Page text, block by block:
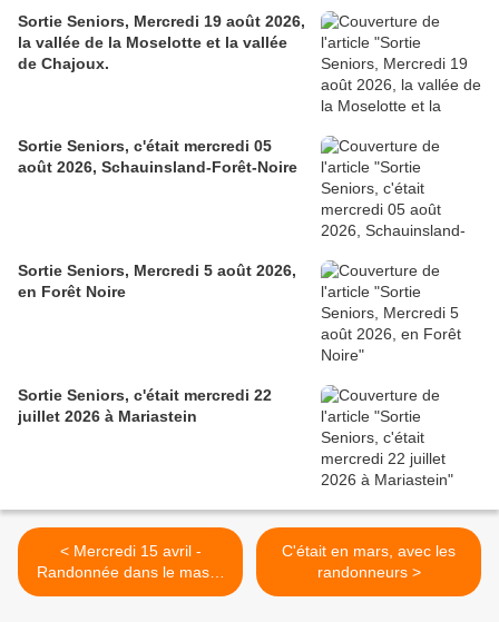
Sortie Seniors, Mercredi 19 août 2026,
la vallée de la Moselotte et la vallée
de Chajoux.
Sortie Seniors, c'était mercredi 05
août 2026, Schauinsland-Forêt-Noire
Sortie Seniors, Mercredi 5 août 2026,
en Forêt Noire
Sortie Seniors, c'était mercredi 22
juillet 2026 à Mariastein
< Mercredi 15 avril -
Randonnée dans le massif
du Taennchel
C'était en mars, avec les
randonneurs >